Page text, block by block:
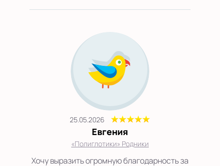
25.05.2026
Евгения
«Полиглотики» Родники
Хочу выразить огромную благодарность за